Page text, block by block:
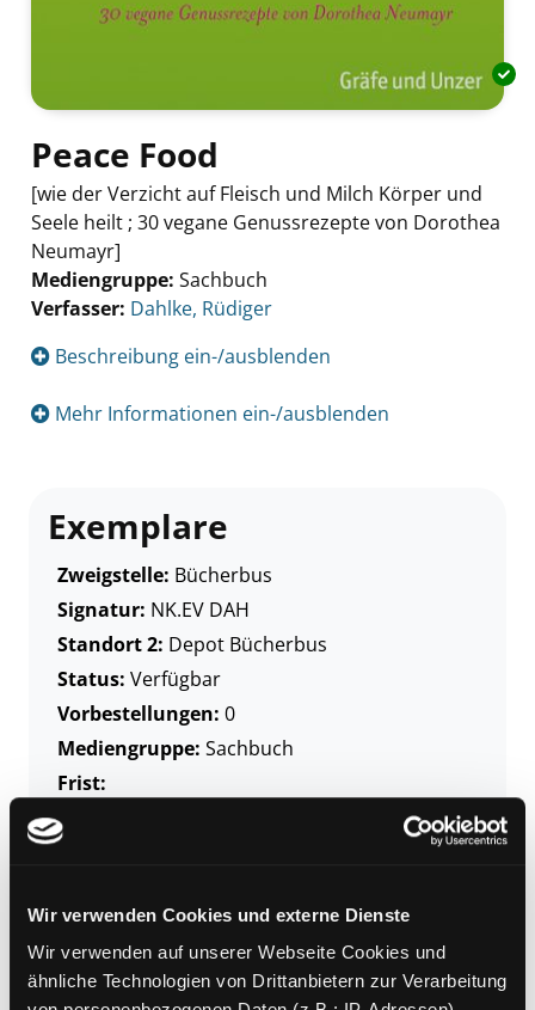
Wir verwenden Cookies und externe Dienste
Wir verwenden auf unserer Webseite Cookies und
ähnliche Technologien von Drittanbietern zur Verarbeitung
Peace Food
[wie der Verzicht auf Fleisch und Milch Körper und
Seele heilt ; 30 vegane Genussrezepte von Dorothea
Neumayr]
Mediengruppe: Sachbuch
Verfasser: Suche nach diesem Verfasser
Dahlke, Rüdiger
Beschreibung ein-/ausblenden
Mehr Informationen ein-/ausblenden
Exemplare
Zweigstelle: Bücherbus
Signatur: NK.EV DAH
Standort 2: Depot Bücherbus
Status: Verfügbar
Vorbestellungen: 0
Mediengruppe: Sachbuch
Frist:
Barcode:
Zweigstelle:
Gösting
Signatur: NK.EV DAH